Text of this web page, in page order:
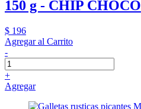
150 g - CHIP CHOCO
$ 196
Agregar al Carrito
-
+
Agregar